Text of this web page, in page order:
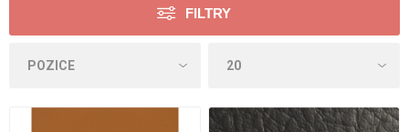
FILTRY